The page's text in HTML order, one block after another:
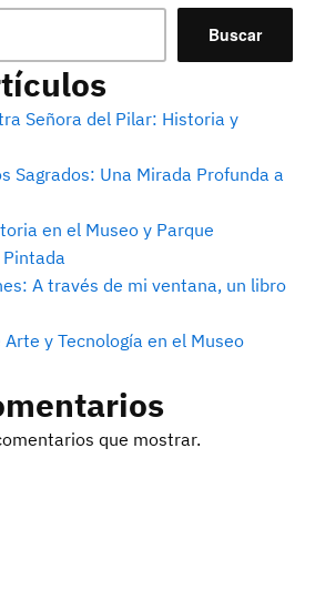
Buscar
Señora del Pilar: Historia y
Sagrados: Una Mirada Profunda a
en el Museo y Parque
A través de mi ventana, un libro
y Tecnología en el Museo
que mostrar.